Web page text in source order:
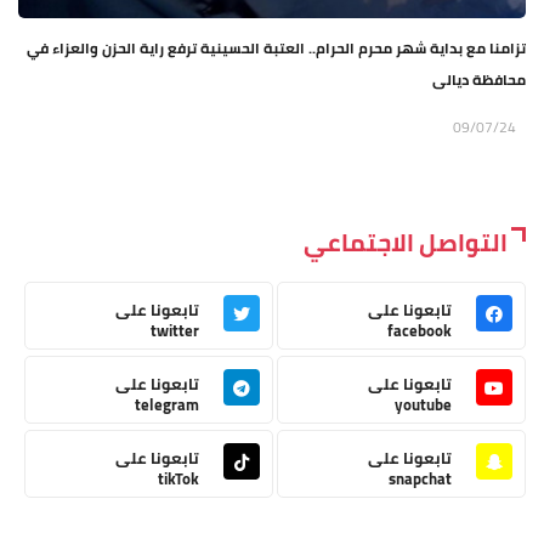
تزامنا مع بداية شهر محرم الحرام.. العتبة الحسينية ترفع راية الحزن والعزاء في
محافظة ديالى
09/07/24
التواصل الاجتماعي
تابعونا على
facebook
تابعونا على
twitter
تابعونا على
youtube
تابعونا على
telegram
تابعونا على
snapchat
تابعونا على
tikTok